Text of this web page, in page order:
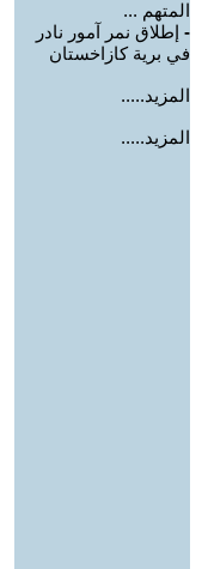
المتهم ...
- إطلاق نمر آمور نادر
في برية كازاخستان
المزيد.....
المزيد.....